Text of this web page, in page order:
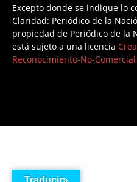
Excepto donde se indique lo
Claridad: Periódico de la
propiedad de Periódico de la
está sujeto a una licencia
Reconocimiento-No-
Traducir»